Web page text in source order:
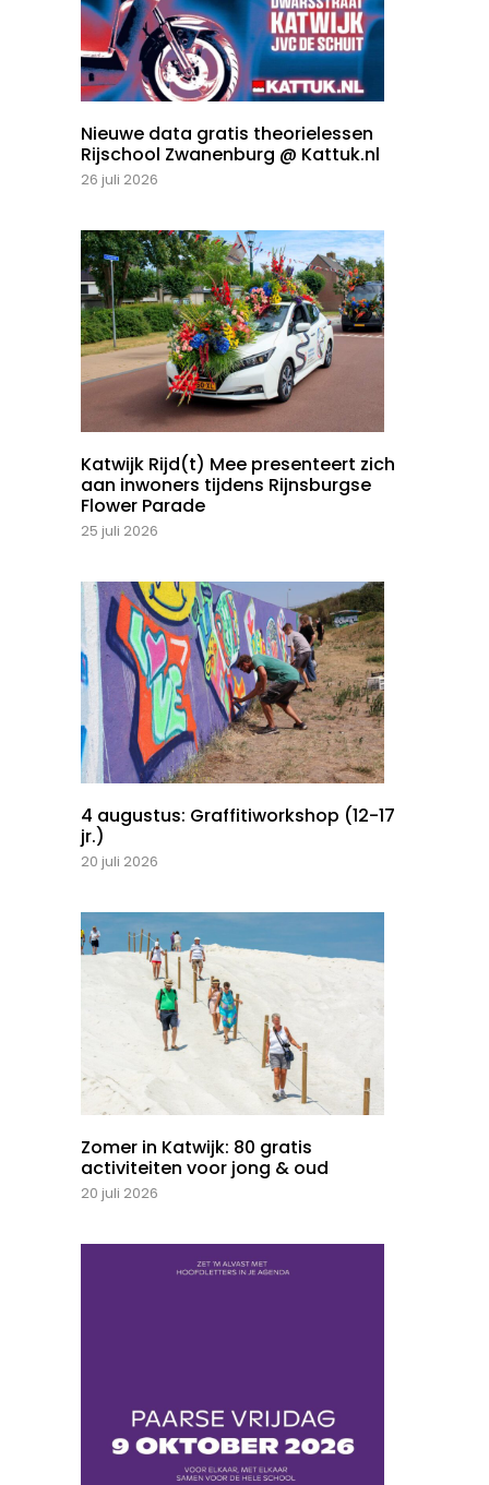
Nieuwe data gratis theorielessen
Rijschool Zwanenburg @ Kattuk.nl
26 juli 2026
Katwijk Rijd(t) Mee presenteert zich
aan inwoners tijdens Rijnsburgse
Flower Parade
25 juli 2026
4 augustus: Graffitiworkshop (12-17
jr.)
20 juli 2026
Zomer in Katwijk: 80 gratis
activiteiten voor jong & oud
20 juli 2026